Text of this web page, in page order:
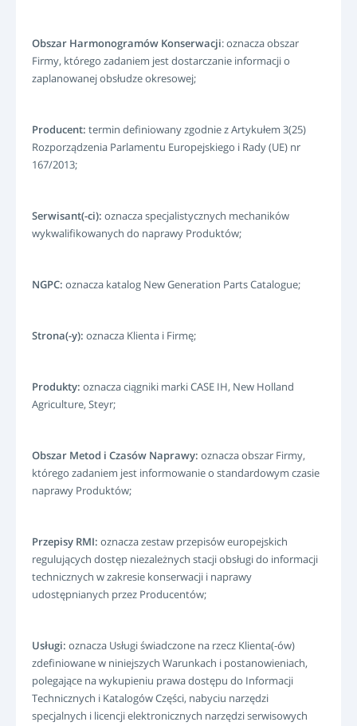
Obszar Harmonogramów Konserwacji: oznacza obszar
Firmy, którego zadaniem jest dostarczanie informacji o
zaplanowanej obsłudze okresowej;
Producent: termin definiowany zgodnie z Artykułem 3(25)
Rozporządzenia Parlamentu Europejskiego i Rady (UE) nr
167/2013;
Serwisant(-ci): oznacza specjalistycznych mechaników
wykwalifikowanych do naprawy Produktów;
NGPC: oznacza katalog New Generation Parts Catalogue;
Strona(-y): oznacza Klienta i Firmę;
Produkty: oznacza ciągniki marki CASE IH, New Holland
Agriculture, Steyr;
Obszar Metod i Czasów Naprawy: oznacza obszar Firmy,
którego zadaniem jest informowanie o standardowym czasie
naprawy Produktów;
Przepisy RMI: oznacza zestaw przepisów europejskich
regulujących dostęp niezależnych stacji obsługi do informacji
technicznych w zakresie konserwacji i naprawy
udostępnianych przez Producentów;
Usługi: oznacza Usługi świadczone na rzecz Klienta(-ów)
zdefiniowane w niniejszych Warunkach i postanowieniach,
polegające na wykupieniu prawa dostępu do Informacji
Technicznych i Katalogów Części, nabyciu narzędzi
specjalnych i licencji elektronicznych narzędzi serwisowych